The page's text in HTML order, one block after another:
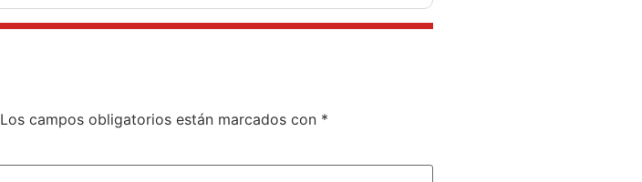
Los campos obligatorios están marcados con *